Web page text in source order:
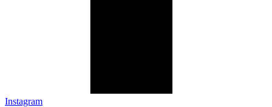
Instagram